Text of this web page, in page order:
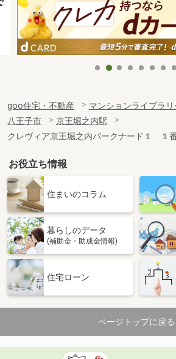
goo住宅・不動産 マンションライブラリ
八王子市
京王堀之内駅
クレヴィア京王堀之内パークナード１ １
お役立ち情報
住まいのコラム
暮らしのデータ
(補助金・助成金情報)
住宅ローン
ページトップに戻る